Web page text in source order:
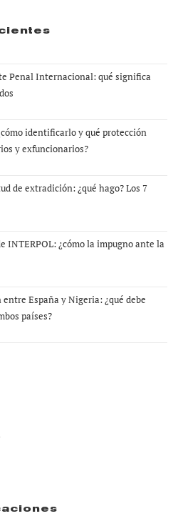
Penal Internacional: qué significa
identificarlo y qué protección
y exfuncionarios?
de extradición: ¿qué hago? Los 7
INTERPOL: ¿cómo la impugno ante la
España y Nigeria: ¿qué debe
países?